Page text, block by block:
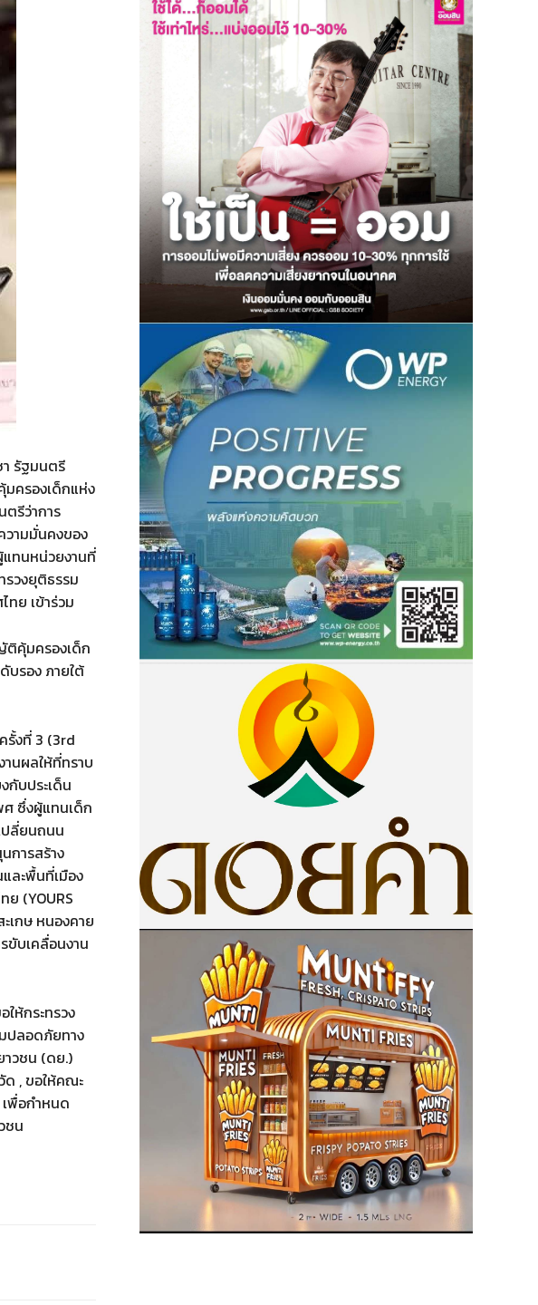
รัฐมนตรี
มครองเด็กแห่ง
รีว่าการ
ามมั่นคงของ
ทนหน่วยงานที่
รวงยุติธรรม
ย เข้าร่วม
ติคุ้มครองเด็ก
บรอง ภายใต้
รั้งที่ 3 (3rd
านผลให้ที่ทราบ
กับประเด็น
ซึ่งผู้แทนเด็ก
ปลี่ยนถนน
การสร้าง
ละพื้นที่เมือง
ย (YOURS
เกษ หนองคาย
ขับเคลื่อนงาน
ห้กระทรวง
ปลอดภัยทาง
าวชน (ดย.)
ด , ขอให้คณะ
เพื่อกำหนด
ชน